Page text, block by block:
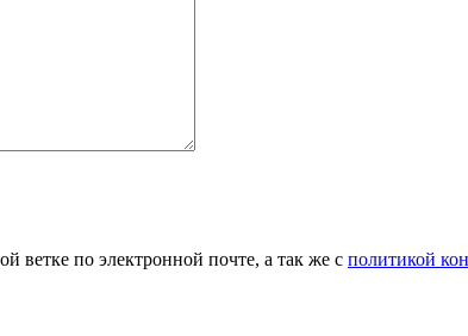
ветке по электронной почте, а так же с политикой